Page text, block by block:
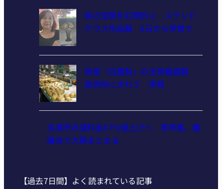
和の空間を幻想的に ステンド
グラス作品展 8日から伊賀で
特産「白鳳梨」の出荷最盛期
直売所にぎわう 伊賀
名張市水道料金47％値上げへ 答申案、審
議会で大筋まとまる
【過去7日間】よく読まれている記事